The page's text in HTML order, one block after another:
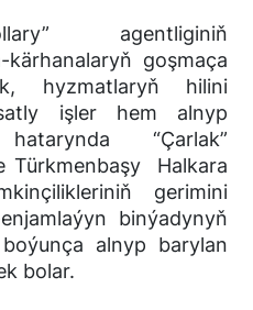
agentliginiň
goşmaça
hyzmatlaryň hilini
işler hem alnyp
“Çarlak”
Türkmenbaşy Halkara
gerimini
binýadynyň
alnyp barylan
bolar.